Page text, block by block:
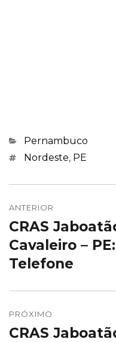
Categorias
Pernambuco
Marcações
Nordeste, PE
de
Post
ANTERIOR
Post
anterior:
CRAS
Cavaleiro –
Telefone
PRÓXIMO
Próximo
CRAS